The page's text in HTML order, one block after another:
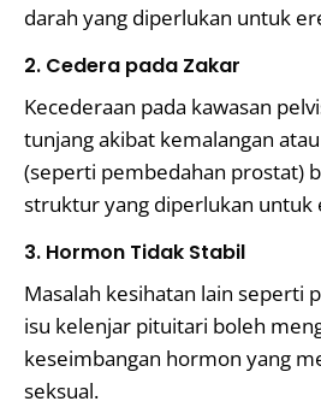
darah yang diperlukan untuk
2. Cedera pada Zakar
Kecederaan pada kawasan
tunjang akibat kemalangan
(seperti pembedahan prostat)
struktur yang diperlukan untuk
3. Hormon Tidak Stabil
Masalah kesihatan lain seperti
isu kelenjar pituitari boleh
keseimbangan hormon yang
seksual.